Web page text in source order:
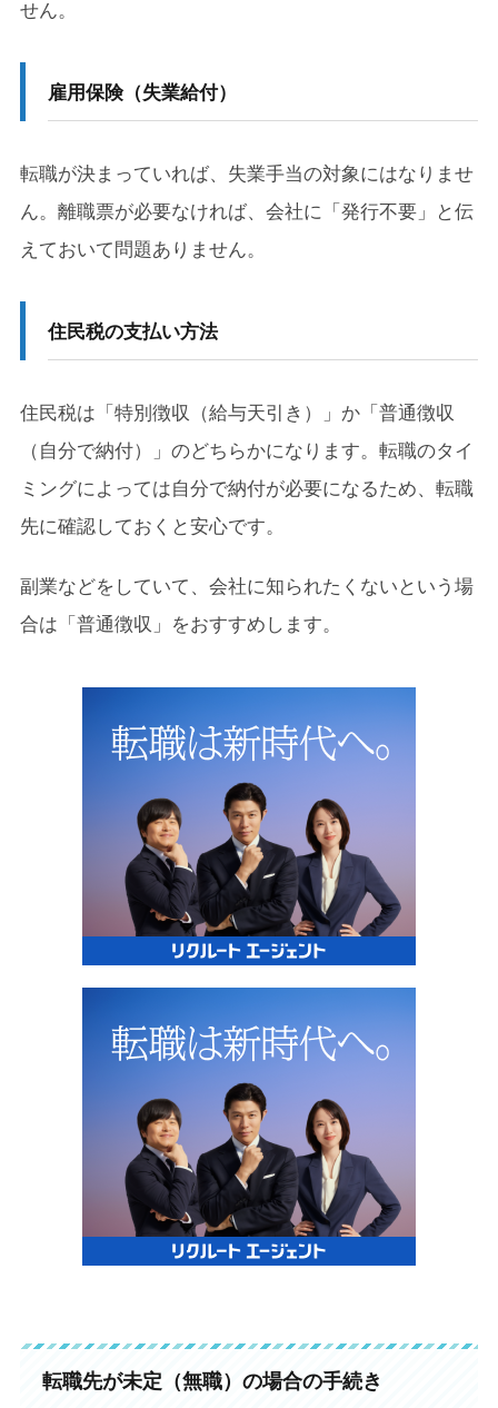
せん。
雇用保険（失業給付）
転職が決まっていれば、失業手当の対象にはなりませ
ん。離職票が必要なければ、会社に「発行不要」と伝
えておいて問題ありません。
住民税の支払い方法
住民税は「特別徴収（給与天引き）」か「普通徴収
（自分で納付）」のどちらかになります。転職のタイ
ミングによっては自分で納付が必要になるため、転職
先に確認しておくと安心です。
副業などをしていて、会社に知られたくないという場
合は「普通徴収」をおすすめします。
転職先が未定（無職）の場合の手続き